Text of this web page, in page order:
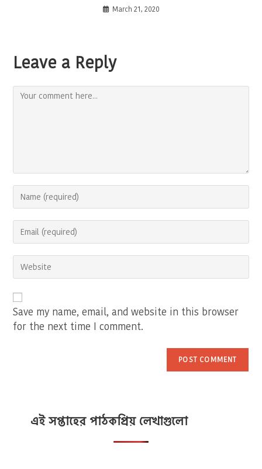
March 21, 2020
Leave a Reply
Comment
your
username
comment
your
address
your
(optional)
Save my name, email, and website in this browser
for the next time I comment.
এই সপ্তাহের পাঠকপ্রিয় লেখাগুলো